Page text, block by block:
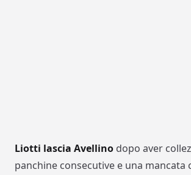
Liotti lascia Avellino dopo aver
panchine consecutive e una mancata